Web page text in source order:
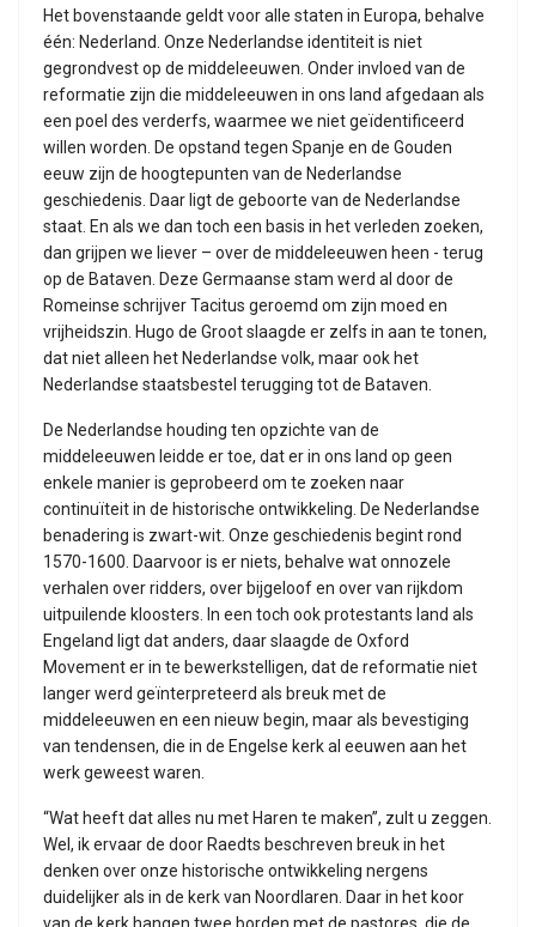
Het bovenstaande geldt voor alle staten in Europa, behalve
één: Nederland. Onze Nederlandse identiteit is niet
gegrondvest op de middeleeuwen. Onder invloed van de
reformatie zijn die middeleeuwen in ons land afgedaan als
een poel des verderfs, waarmee we niet geïdentificeerd
willen worden. De opstand tegen Spanje en de Gouden
eeuw zijn de hoogtepunten van de Nederlandse
geschiedenis. Daar ligt de geboorte van de Nederlandse
staat. En als we dan toch een basis in het verleden zoeken,
dan grijpen we liever – over de middeleeuwen heen - terug
op de Bataven. Deze Germaanse stam werd al door de
Romeinse schrijver Tacitus geroemd om zijn moed en
vrijheidszin. Hugo de Groot slaagde er zelfs in aan te tonen,
dat niet alleen het Nederlandse volk, maar ook het
Nederlandse staatsbestel terugging tot de Bataven.
De Nederlandse houding ten opzichte van de
middeleeuwen leidde er toe, dat er in ons land op geen
enkele manier is geprobeerd om te zoeken naar
continuïteit in de historische ontwikkeling. De Nederlandse
benadering is zwart-wit. Onze geschiedenis begint rond
1570-1600. Daarvoor is er niets, behalve wat onnozele
verhalen over ridders, over bijgeloof en over van rijkdom
uitpuilende kloosters. In een toch ook protestants land als
Engeland ligt dat anders, daar slaagde de Oxford
Movement er in te bewerkstelligen, dat de reformatie niet
langer werd geïnterpreteerd als breuk met de
middeleeuwen en een nieuw begin, maar als bevestiging
van tendensen, die in de Engelse kerk al eeuwen aan het
werk geweest waren.
“Wat heeft dat alles nu met Haren te maken”, zult u zeggen.
Wel, ik ervaar de door Raedts beschreven breuk in het
denken over onze historische ontwikkeling nergens
duidelijker als in de kerk van Noordlaren. Daar in het koor